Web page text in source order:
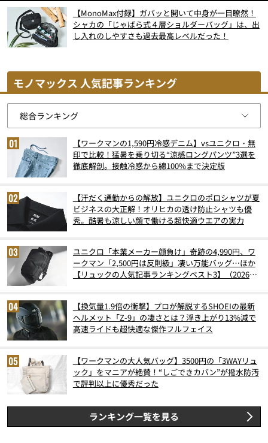
【MonoMax付録】ガバッと開いて中身が一目瞭然！
シャカの「じゃばら式４層ショルダーバッグ」は、出
し入れのしやすさも過去最高レベルだった！
モノマックス 人気記事ランキング
【ワークマンの1,590円冷感デニム】vsユニクロ・無
印で比較！猛暑を乗り切る“涼感ロングパンツ”3選を
徹底解剖。接触冷感から綿100%まで決定版
【汗だく通勤からの解放】ユニクロのポロシャツが夏
ビジネスの大正解！オリヒカの透け防止シャツも優
秀。酷暑も涼しい顔で働ける超快適ウエアの実力
ユニクロ「本業メーカー顔負け」奇跡の4,990円、ワ
ークマン「2,500円は反則級」凄い万能バッグ…ほか
【リュックの人気記事ランキングベスト3】（2026年
【換気量1.9倍の衝撃】プロが解説するSHOEIの最新
ヘルメット「Z-9」の凄さとは？浮き上がり13%減で
高速ライドも超快適な傑作フルフェイス
【ワークマンの大人気バッグ】3500円の「3WAYリュ
ック」をマニアが絶賛！“しごできカバン”が撥水防汚
で評判以上に優秀だった
ランキング一覧を見る